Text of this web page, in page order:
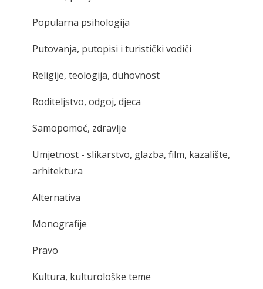
Popularna psihologija
Putovanja, putopisi i turistički vodiči
Religije, teologija, duhovnost
Roditeljstvo, odgoj, djeca
Samopomoć, zdravlje
Umjetnost - slikarstvo, glazba, film, kazalište,
arhitektura
Alternativa
Monografije
Pravo
Kultura, kulturološke teme